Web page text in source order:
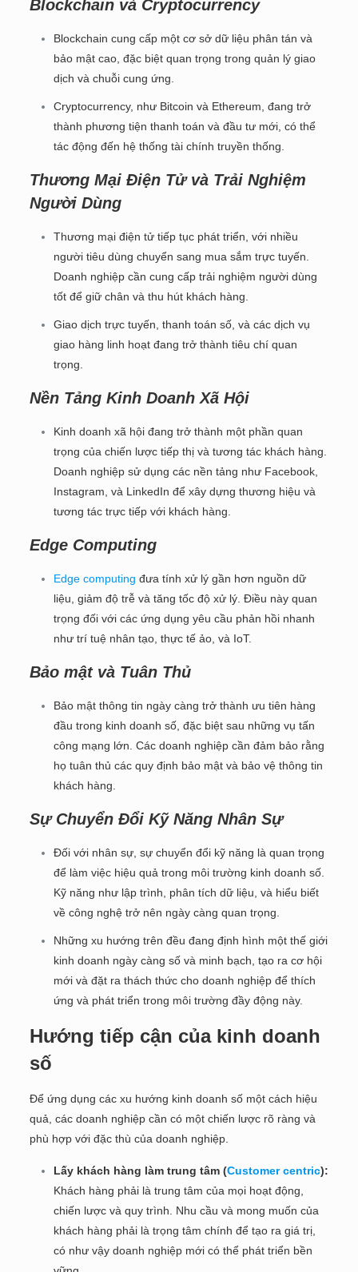
Blockchain và Cryptocurrency
Blockchain cung cấp một cơ sở dữ liệu phân tán và
bảo mật cao, đặc biệt quan trọng trong quản lý giao
dịch và chuỗi cung ứng.
Cryptocurrency, như Bitcoin và Ethereum, đang trở
thành phương tiện thanh toán và đầu tư mới, có thể
tác động đến hệ thống tài chính truyền thống.
Thương Mại Điện Tử và Trải Nghiệm
Người Dùng
Thương mại điện tử tiếp tục phát triển, với nhiều
người tiêu dùng chuyển sang mua sắm trực tuyến.
Doanh nghiệp cần cung cấp trải nghiệm người dùng
tốt để giữ chân và thu hút khách hàng.
Giao dịch trực tuyến, thanh toán số, và các dịch vụ
giao hàng linh hoạt đang trở thành tiêu chí quan
trọng.
Nền Tảng Kinh Doanh Xã Hội
Kinh doanh xã hội đang trở thành một phần quan
trọng của chiến lược tiếp thị và tương tác khách hàng.
Doanh nghiệp sử dụng các nền tảng như Facebook,
Instagram, và LinkedIn để xây dựng thương hiệu và
tương tác trực tiếp với khách hàng.
Edge Computing
Edge computing đưa tính xử lý gần hơn nguồn dữ
liệu, giảm độ trễ và tăng tốc độ xử lý. Điều này quan
trọng đối với các ứng dụng yêu cầu phản hồi nhanh
như trí tuệ nhân tạo, thực tế ảo, và IoT.
Bảo mật và Tuân Thủ
Bảo mật thông tin ngày càng trở thành ưu tiên hàng
đầu trong kinh doanh số, đặc biệt sau những vụ tấn
công mạng lớn. Các doanh nghiệp cần đảm bảo rằng
họ tuân thủ các quy định bảo mật và bảo vệ thông tin
khách hàng.
Sự Chuyển Đổi Kỹ Năng Nhân Sự
Đối với nhân sự, sự chuyển đổi kỹ năng là quan trọng
để làm việc hiệu quả trong môi trường kinh doanh số.
Kỹ năng như lập trình, phân tích dữ liệu, và hiểu biết
về công nghệ trở nên ngày càng quan trọng.
Những xu hướng trên đều đang định hình một thế giới
kinh doanh ngày càng số và minh bạch, tạo ra cơ hội
mới và đặt ra thách thức cho doanh nghiệp để thích
ứng và phát triển trong môi trường đầy động này.
Hướng tiếp cận của kinh doanh
số
Để ứng dụng các xu hướng kinh doanh số một cách hiệu
quả, các doanh nghiệp cần có một chiến lược rõ ràng và
phù hợp với đặc thù của doanh nghiệp.
Lấy khách hàng làm trung tâm (Customer centric):
Khách hàng phải là trung tâm của mọi hoạt động,
chiến lược và quy trình. Nhu cầu và mong muốn của
khách hàng phải là trọng tâm chính để tạo ra giá trị,
có như vậy doanh nghiệp mới có thể phát triển bền